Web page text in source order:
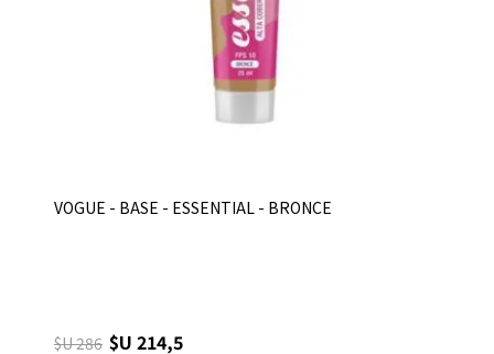
VOGUE - BASE - ESSENTIAL - BRONCE
$U 286 $U 214,5